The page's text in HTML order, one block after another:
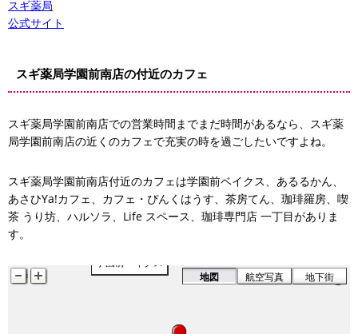
スギ薬局
公式サイト
スギ薬局学園前南店の付近のカフェ
スギ薬局学園前南店での営業時間までまだ時間があるなら、スギ薬
局学園前南店の近くのカフェで充実の時を過ごしたいですよね。
スギ薬局学園前南店付近のカフェは学園前ベイクス、あるるかん、
あさひYa!カフェ、カフェ・ぴんくはうす、茶房てん、珈琲羅房、喫
茶 うり坊、ハルソラ、Life スペース、珈琲専門店 一丁目がありま
す。
学園前ベイクス
あるるかん
地図 航空写真 地下街